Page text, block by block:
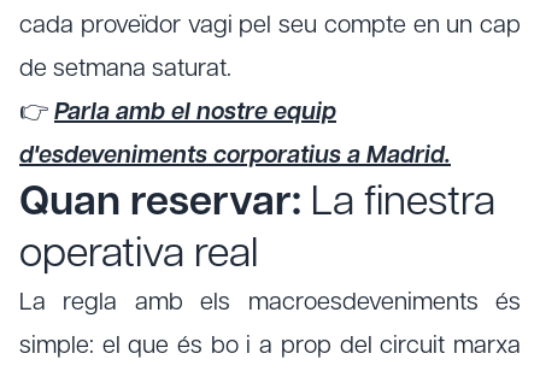
cada proveïdor vagi pel seu compte en un cap
de setmana saturat.
👉 Parla amb el nostre equip
d'esdeveniments corporatius a Madrid.
Quan reservar: La finestra
operativa real
La regla amb els macroesdeveniments és
simple: el que és bo i a prop del circuit marxa